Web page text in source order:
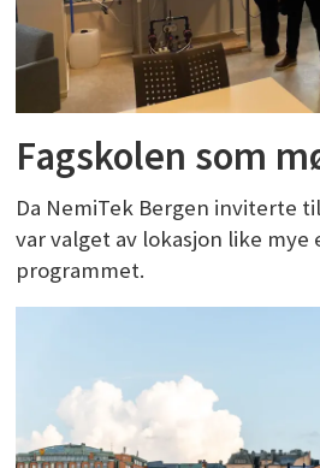
Fagskolen som
Da NemiTek Bergen inviterte
var valget av lokasjon like mye
programmet.